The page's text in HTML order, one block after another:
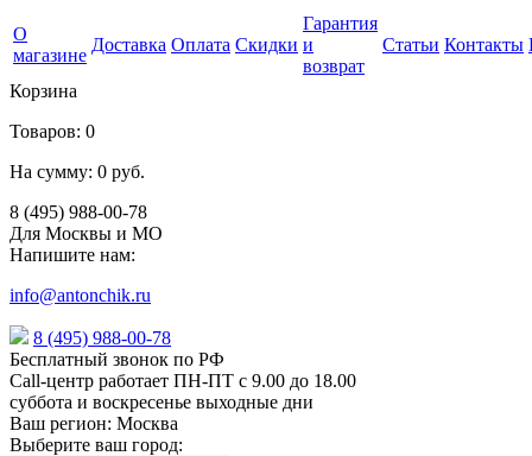
О
магазине
Доставка Оплата Скидки
Гарантия
и
возврат
Статьи Контакты
Корзина
Товаров: 0
На сумму: 0 руб.
8 (495) 988-00-78
Для Москвы и МО
Напишите нам:
info@antonchik.ru
8 (495) 988-00-78
Бесплатный звонок по РФ
Call-центр работает ПН-ПТ с 9.00 до 18.00
суббота и воскресенье выходные дни
Ваш регион: Москва
Выберите ваш город: